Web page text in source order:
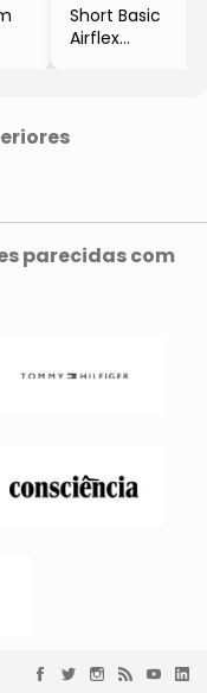
Short Basic
Airflex
parecidas com